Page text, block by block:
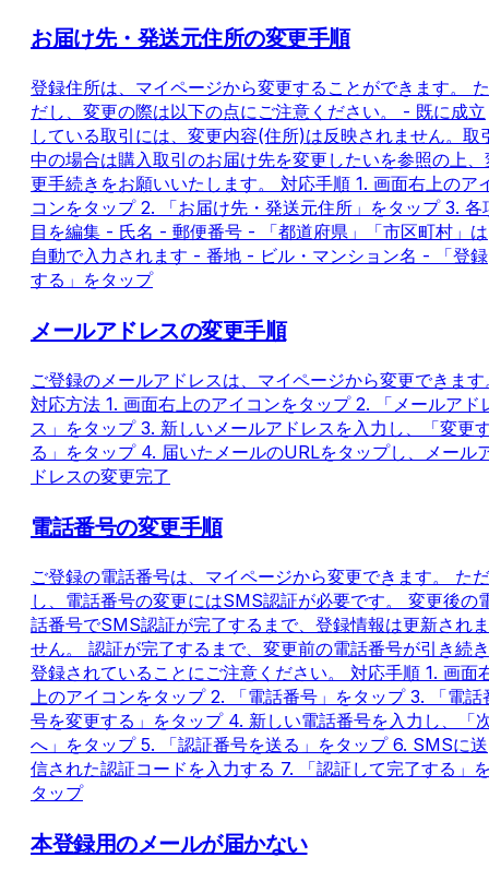
お届け先・発送元住所の変更手順
登録住所は、マイページから変更することができます。 た
だし、変更の際は以下の点にご注意ください。 - 既に成立
している取引には、変更内容(住所)は反映されません。取
中の場合は購入取引のお届け先を変更したいを参照の上、
更手続きをお願いいたします。 対応手順 1. 画面右上のア
コンをタップ 2. 「お届け先・発送元住所」をタップ 3. 各
目を編集 - 氏名 - 郵便番号 - 「都道府県」「市区町村」は
自動で入力されます - 番地 - ビル・マンション名 - 「登録
する」をタップ
メールアドレスの変更手順
ご登録のメールアドレスは、マイページから変更できます
対応方法 1. 画面右上のアイコンをタップ 2. 「メールアド
ス」をタップ 3. 新しいメールアドレスを入力し、「変更
る」をタップ 4. 届いたメールのURLをタップし、メール
ドレスの変更完了
電話番号の変更手順
ご登録の電話番号は、マイページから変更できます。 ただ
し、電話番号の変更にはSMS認証が必要です。 変更後の
話番号でSMS認証が完了するまで、登録情報は更新されま
せん。 認証が完了するまで、変更前の電話番号が引き続き
登録されていることにご注意ください。 対応手順 1. 画面
上のアイコンをタップ 2. 「電話番号」をタップ 3. 「電話
号を変更する」をタップ 4. 新しい電話番号を入力し、「
へ」をタップ 5. 「認証番号を送る」をタップ 6. SMSに送
信された認証コードを入力する 7. 「認証して完了する」
タップ
本登録用のメールが届かない